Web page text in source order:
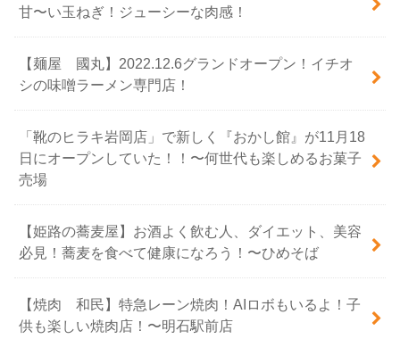
甘〜い玉ねぎ！ジューシーな肉感！
【麺屋 國丸】2022.12.6グランドオープン！イチオ
シの味噌ラーメン専門店！
「靴のヒラキ岩岡店」で新しく『おかし館』が11月18
日にオープンしていた！！〜何世代も楽しめるお菓子
売場
【姫路の蕎麦屋】お酒よく飲む人、ダイエット、美容
必見！蕎麦を食べて健康になろう！〜ひめそば
【焼肉 和民】特急レーン焼肉！AIロボもいるよ！子
供も楽しい焼肉店！〜明石駅前店